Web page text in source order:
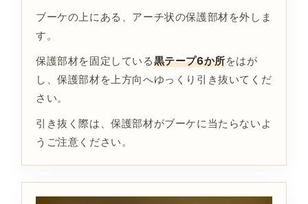
ブーケの上にある、アーチ状の保護部材を外しま
す。
保護部材を固定している黒テープ6か所をはが
し、保護部材を上方向へゆっくり引き抜いてくだ
さい。
引き抜く際は、保護部材がブーケに当たらないよ
うご注意ください。